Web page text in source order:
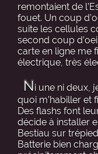
remontaient de
fouet. Un coup
suite les cellules
second coup
carte en ligne me
électrique, très
Ni une ni deux,
quoi m’habiller et
Des flashs font
décide à installer
Bestiau sur
Batterie bien